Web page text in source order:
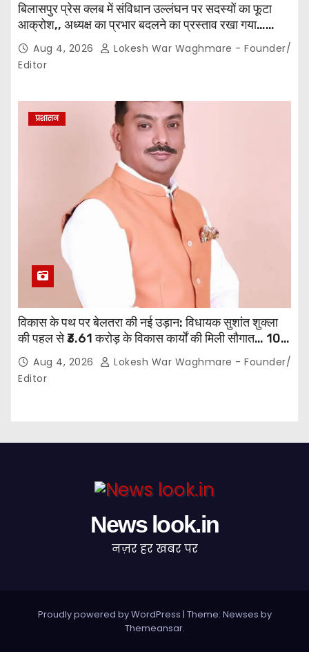
बिलासपुर प्रेस क्लब में संविधान उल्लंघन पर सदस्यों का फूटा
आक्रोश,, अध्यक्ष का प्रभार बदलने का प्रस्ताव रखा गया…
करीब 150 सदस्यों की बैठक में कई अहम प्रस्ताव सर्वसम्मति से
पारित,, पत्रकारों ने कलेक्टर व सहायक पंजीयक को सौंपा
ज्ञापन…
Aug 4, 2026
Lokesh War Waghmare - Founder/
Editor
प्रशासन
विकास के पथ पर बेलतरा की नई उड़ान: विधायक सुशांत शुक्ला
की पहल से ₹3.61 करोड़ के विकास कार्यों की मिली सौगात… 10
गांवों में बनेंगे सामुदायिक भवन,, 11 स्थानों पर सीसी रोड निर्माण को
मिली प्रशासनिक स्वीकृति…
Aug 4, 2026
Lokesh War Waghmare - Founder/
Editor
News look.in
नज़र हर खबर पर
Proudly powered by WordPress | Theme: Newses by
Themeansar.